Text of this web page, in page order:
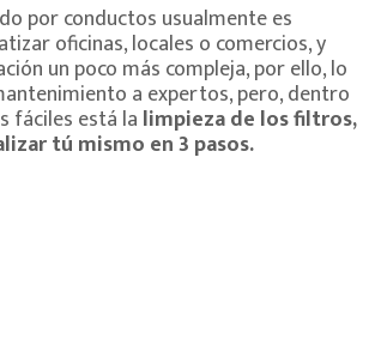
por conductos usualmente es
oficinas, locales o comercios, y
un poco más compleja, por ello, lo
a expertos, pero, dentro
fáciles está la limpieza de los filtros,
tú mismo en 3 pasos.